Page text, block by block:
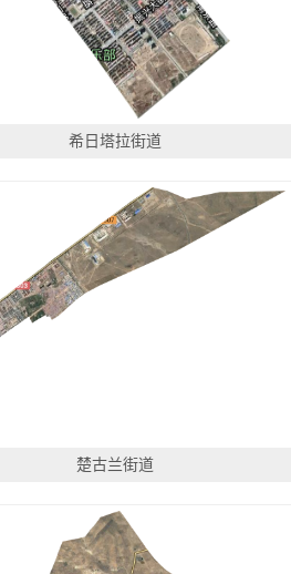
希日塔拉街道
楚古兰街道